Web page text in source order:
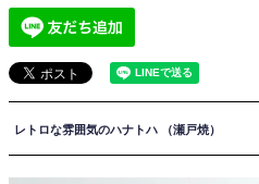
レトロな雰囲気のハナトハ （瀬戸焼）